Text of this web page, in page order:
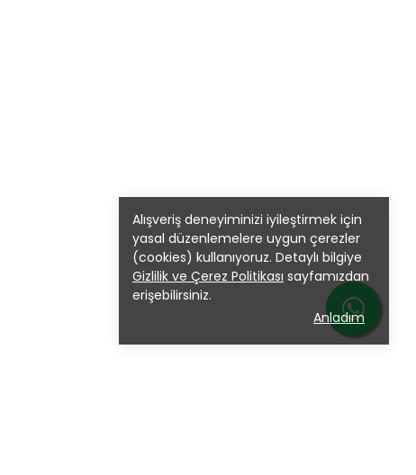
Alışveriş deneyiminizi iyileştirmek için
yasal düzenlemelere uygun çerezler
(cookies) kullanıyoruz. Detaylı bilgiye
Gizlilik ve Çerez Politikası sayfamızdan
erişebilirsiniz.
Anladım